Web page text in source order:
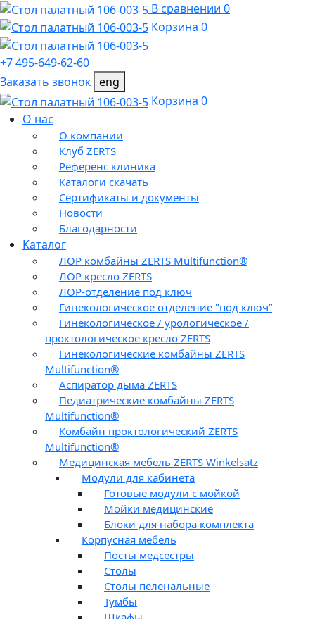
В сравнении 0
Корзина 0
+7 495-649-62-60
Заказать звонок eng
Корзина 0
О нас
О компании
Клуб ZERTS
Референс клиника
Каталоги скачать
Сертификаты и документы
Новости
Благодарности
Каталог
ЛОР комбайны ZERTS Multifunction®
ЛОР кресло ZERTS
ЛОР-отделение под ключ
Гинекологическое отделение "под ключ”
Гинекологическое / урологическое /
проктологическое кресло ZERTS
Гинекологические комбайны ZERTS
Multifunction®
Аспиратор дыма ZERTS
Педиатрические комбайны ZERTS
Multifunction®
Комбайн проктологический ZERTS
Multifunction®
Медицинская мебель ZERTS Winkelsatz
Модули для кабинета
Готовые модули с мойкой
Мойки медицинские
Блоки для набора комплекта
Корпусная мебель
Посты медсестры
Столы
Столы пеленальные
Тумбы